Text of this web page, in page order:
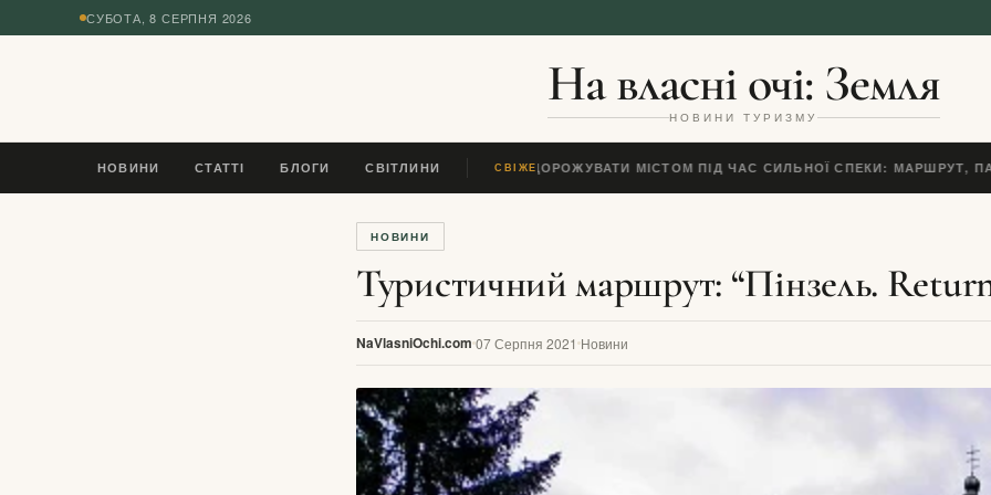
СУБОТА, 8 СЕРПНЯ 2026
На власні очі: Земля
НОВИНИ ТУРИЗМУ
НОВИНИ СТАТТІ БЛОГИ СВІТЛИНИ СВІЖЕ
ЯК ПОДОРОЖУВАТИ МІСТОМ ПІД ЧАС СИЛЬНОЇ СПЕКИ: МАРШРУТ,
НОВИНИ
Туристичний маршрут: “Пінзель.
NaVlasniOchi.com 07 Серпня 2021 Новини